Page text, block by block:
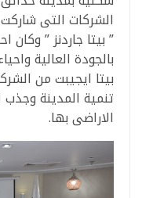
الشركات التى
” بيتا جاردنز ”
بالجودة العالية
بيتا ايجيبت من
تنمية المدينة وجذب
الاراضى بها.